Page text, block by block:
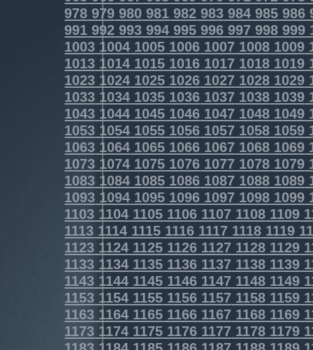
978 979 980 981 982 983 984 985 986
991 992 993 994 995 996 997 998 999
1003 1004 1005 1006 1007 1008 1009
1013 1014 1015 1016 1017 1018 1019
1023 1024 1025 1026 1027 1028 1029
1033 1034 1035 1036 1037 1038 1039
1043 1044 1045 1046 1047 1048 1049
1053 1054 1055 1056 1057 1058 1059
1063 1064 1065 1066 1067 1068 1069
1073 1074 1075 1076 1077 1078 1079
1083 1084 1085 1086 1087 1088 1089
1093 1094 1095 1096 1097 1098 1099
1103 1104 1105 1106 1107 1108 1109
1113 1114 1115 1116 1117 1118 1119
1123 1124 1125 1126 1127 1128 1129
1133 1134 1135 1136 1137 1138 1139
1143 1144 1145 1146 1147 1148 1149
1153 1154 1155 1156 1157 1158 1159
1163 1164 1165 1166 1167 1168 1169
1173 1174 1175 1176 1177 1178 1179